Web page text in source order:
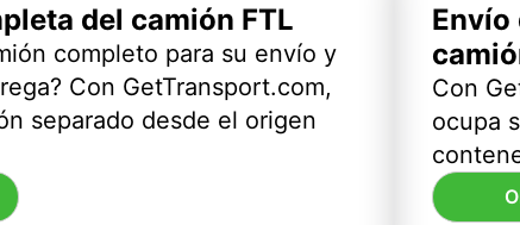
del camión FTL
completo para su envío y
Con GetTransport.com,
separado desde el origen
Envío
Con
ocupa